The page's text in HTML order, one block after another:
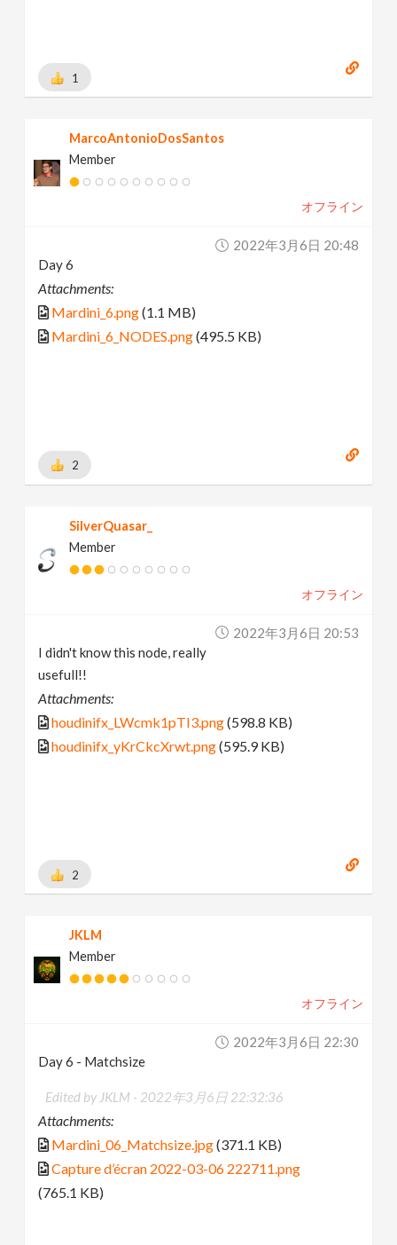
1
MarcoAntonioDosSantos
Member
オフライン
2022年3月6日 20:48
Day 6
Attachments:
Mardini_6.png(1.1 MB)
Mardini_6_NODES.png(495.5 KB)
2
SilverQuasar_
Member
オフライン
2022年3月6日 20:53
I didn't know this node, really
usefull!!
Attachments:
houdinifx_LWcmk1pTI3.png(598.8 KB)
houdinifx_yKrCkcXrwt.png(595.9 KB)
2
JKLM
Member
オフライン
2022年3月6日 22:30
Day 6 - Matchsize
Edited by JKLM - 2022年3月6日 22:32:36
Attachments:
Mardini_06_Matchsize.jpg(371.1 KB)
Capture d’écran 2022-03-06 222711.png
(765.1 KB)